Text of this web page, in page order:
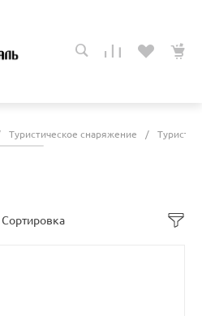
Туристическое снаряжение /
Сортировка